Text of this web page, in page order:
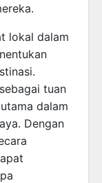
lokal dalam
tuan
dalam
Dengan